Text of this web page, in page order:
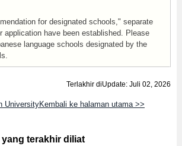
for designated schools," separate
application have been established. Please
language schools designated by the
Terlakhir diUpdate: Juli 02, 2026
UniversityKembali ke halaman utama >>
yang terakhir diliat